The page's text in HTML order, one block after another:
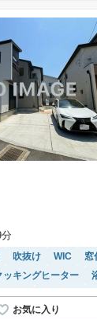
吹抜け WIC
窓
ッキングヒーター
食洗機
トイレ2個以
コニー 対面キッチン